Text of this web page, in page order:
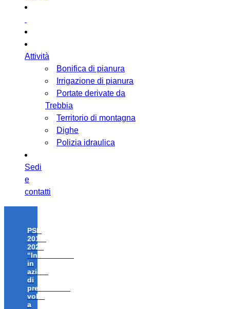
Attività
Bonifica di pianura
Irrigazione di pianura
Portate derivate da
Trebbia
Territorio di montagna
Dighe
Polizia idraulica
Sedi
e
contatti
PSR
2014-
2020
“Investimenti
in
azioni
di
prevenzione
volte
a